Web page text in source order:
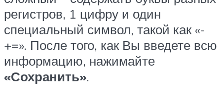
регистров, 1 цифру и один
специальный символ, такой как «-
+=». После того, как Вы введете всю
информацию, нажимайте
«Сохранить».